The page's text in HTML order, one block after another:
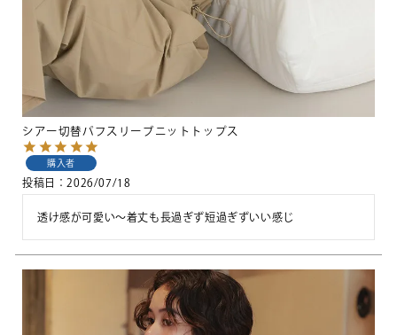
シアー切替パフスリーブニットトップス
購入者
投稿日 2026/07/18
透け感が可愛い〜着丈も長過ぎず短過ぎずいい感じ